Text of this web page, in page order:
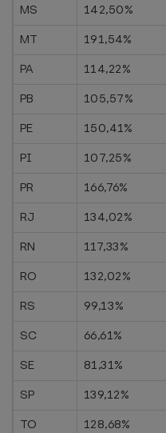
MS
142,50%
MT
191,54%
PA
114,22%
PB
105,57%
PE
150,41%
PI
107,25%
PR
166,76%
RJ
134,02%
RN
117,33%
RO
132,02%
RS
99,13%
SC
66,61%
SE
81,31%
SP
139,12%
TO
128,68%